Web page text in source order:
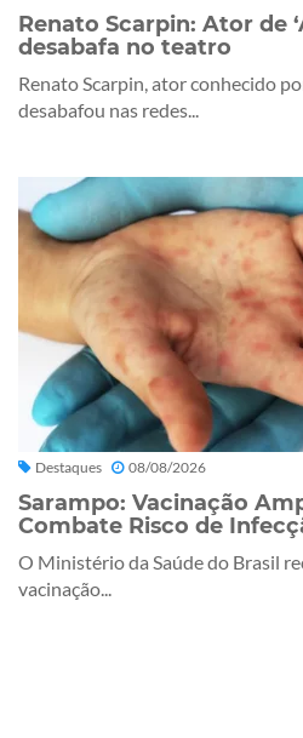
Renato Scarpin: Ator de
desabafa no teatro
Renato Scarpin, ator conhecido
desabafou nas redes...
Destaques 08/08/2026
Sarampo: Vacinação
Combate Risco de
O Ministério da Saúde do Brasil
vacinação...